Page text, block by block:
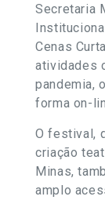
Secretaria
Cenas
atividades
pandemia,
forma on-
O festival,
criação
Minas,
amplo